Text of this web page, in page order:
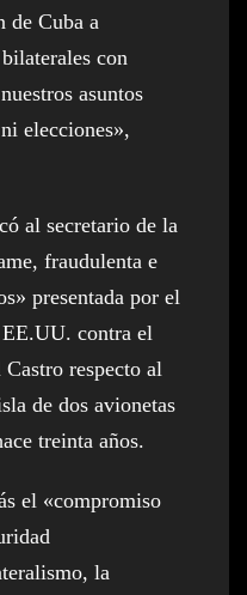
de Cuba a
con
asuntos
elecciones»,
al secretario de la
fraudulenta e
presentada por el
contra el
respecto al
de dos avionetas
treinta años.
el «compromiso
la